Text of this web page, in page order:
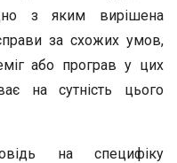
з яким вирішена
за схожих умов,
або програв у цих
на сутність цього
на специфіку